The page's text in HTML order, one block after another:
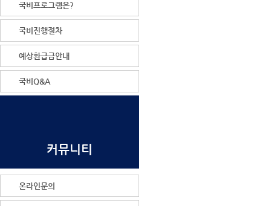
국비프로그램은?
국비진행절차
예상환급금안내
국비Q&A
커뮤니티
온라인문의